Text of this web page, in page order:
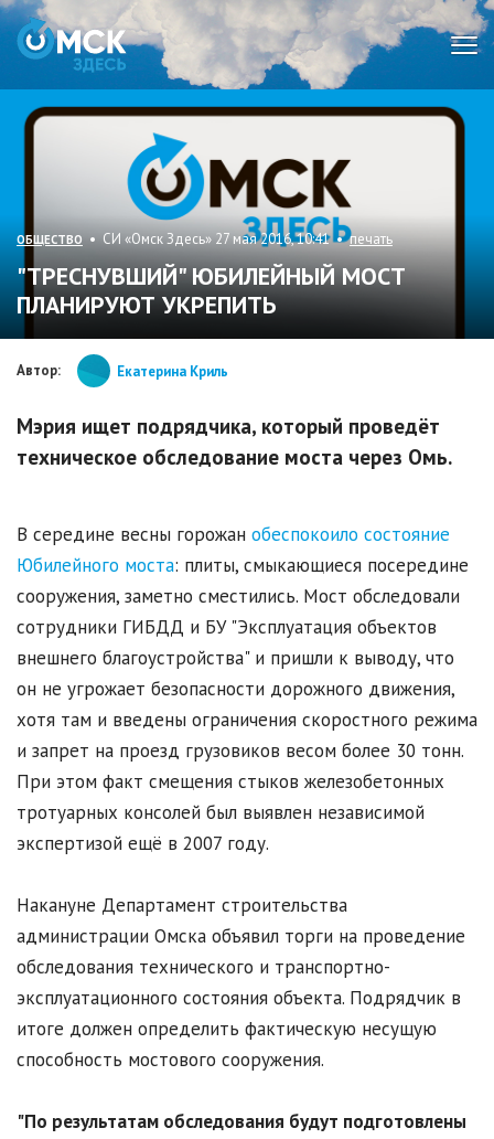
ОБЩЕСТВО • СИ «Омск Здесь» 27 мая 2016, 10:41 •печать
"ТРЕСНУВШИЙ" ЮБИЛЕЙНЫЙ МОСТ
ПЛАНИРУЮТ УКРЕПИТЬ
Автор: Екатерина Криль
Мэрия ищет подрядчика, который проведёт
техническое обследование моста через Омь.
В середине весны горожан обеспокоило состояние
Юбилейного моста: плиты, смыкающиеся посередине
сооружения, заметно сместились. Мост обследовали
сотрудники ГИБДД и БУ "Эксплуатация объектов
внешнего благоустройства" и пришли к выводу, что
он не угрожает безопасности дорожного движения,
хотя там и введены ограничения скоростного режима
и запрет на проезд грузовиков весом более 30 тонн.
При этом факт смещения стыков железобетонных
тротуарных консолей был выявлен независимой
экспертизой ещё в 2007 году.
Накануне Департамент строительства
администрации Омска объявил торги на проведение
обследования технического и транспортно-
эксплуатационного состояния объекта. Подрядчик в
итоге должен определить фактическую несущую
способность мостового сооружения.
"По результатам обследования будут подготовлены